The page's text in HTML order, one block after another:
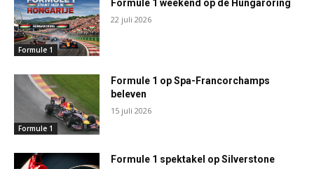
Formule 1
Formule 1 weekend op de Hungaroring
22 juli 2026
Formule 1
Formule 1 op Spa-Francorchamps
beleven
15 juli 2026
Formule 1 spektakel op Silverstone